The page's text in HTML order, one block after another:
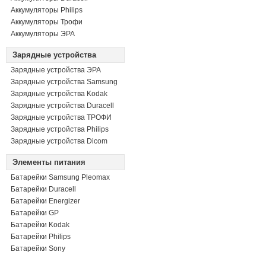
Аккумуляторы Philips
Аккумуляторы Трофи
Аккумуляторы ЭРА
Зарядные устройства
Зарядные устройства ЭРА
Зарядные устройства Samsung
Зарядные устройства Kodak
Зарядные устройства Duracell
Зарядные устройства ТРОФИ
Зарядные устройства Philips
Зарядные устройства Dicom
Элементы питания
Батарейки Samsung Pleomax
Батарейки Duracell
Батарейки Energizer
Батарейки GP
Батарейки Kodak
Батарейки Philips
Батарейки Sony